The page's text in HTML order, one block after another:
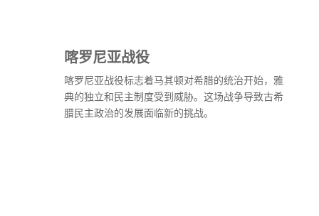
喀罗尼亚战役
喀罗尼亚战役标志着马其顿对希腊的统治开始，雅
典的独立和民主制度受到威胁。这场战争导致古希
腊民主政治的发展面临新的挑战。